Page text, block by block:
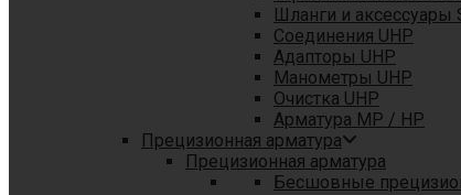
Шланги и аксессуары
Соединения UHP
Адапторы UHP
Манометры UHP
Очистка UHP
Арматура MP / HP
Прецизионная арматура
Прецизионная арматура
Бесшовные